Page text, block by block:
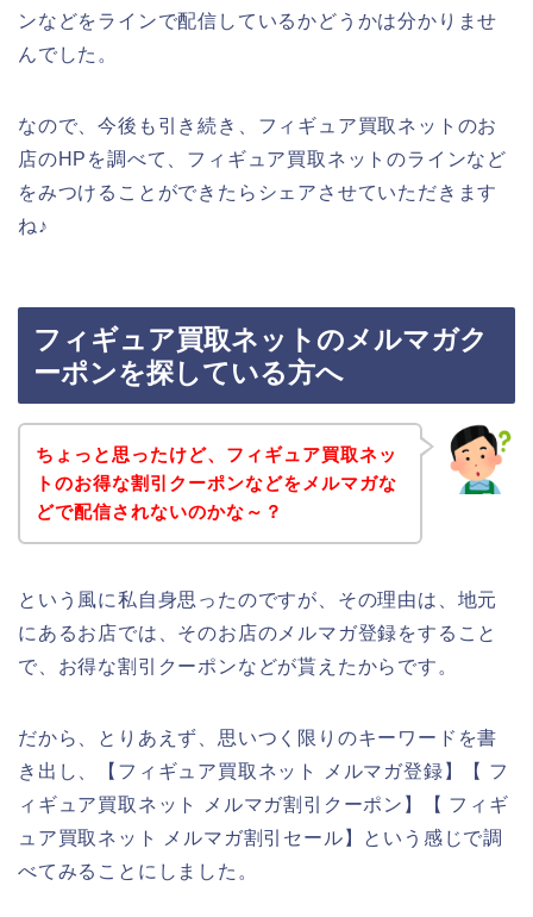
ンなどをラインで配信しているかどうかは分かりませ
んでした。
なので、今後も引き続き、フィギュア買取ネットのお
店のHPを調べて、フィギュア買取ネットのラインなど
をみつけることができたらシェアさせていただきます
ね♪
フィギュア買取ネットのメルマガク
ーポンを探している方へ
ちょっと思ったけど、フィギュア買取ネッ
トのお得な割引クーポンなどをメルマガな
どで配信されないのかな～？
という風に私自身思ったのですが、その理由は、地元
にあるお店では、そのお店のメルマガ登録をすること
で、お得な割引クーポンなどが貰えたからです。
だから、とりあえず、思いつく限りのキーワードを書
き出し、【フィギュア買取ネット メルマガ登録】【 フ
ィギュア買取ネット メルマガ割引クーポン】【 フィギ
ュア買取ネット メルマガ割引セール】という感じで調
べてみることにしました。